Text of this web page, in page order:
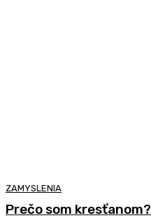
ZAMYSLENIA
Prečo som kresťanom?